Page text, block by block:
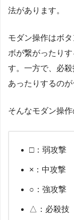
法があります。
モダン操作はボ
ボが繋がったり
す。一方で、必
あったりするのが
そんなモダン操作
□：弱攻撃
×：中攻撃
○：強攻撃
△：必殺技